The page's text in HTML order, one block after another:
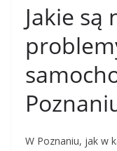
Jakie są
W Poznaniu, jak w